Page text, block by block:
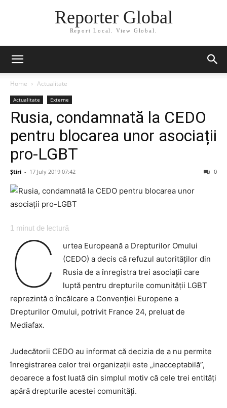
Reporter Global
Report Local. View Global.
Home Actualitate
Actualitate Externe
Rusia, condamnată la CEDO
pentru blocarea unor asociații
pro-LGBT
Știri - 17 July 2019 07:42 0
1 minut de lectură
C
urtea Europeană a Drepturilor Omului
(CEDO) a decis că refuzul autorităților din
Rusia de a înregistra trei asociații care
luptă pentru drepturile comunității LGBT
reprezintă o încălcare a Convenției Europene a
Drepturilor Omului, potrivit France 24, preluat de
Mediafax.
Judecătorii CEDO au informat că decizia de a nu permite
înregistrarea celor trei organizații este „inacceptabilă”,
deoarece a fost luată din simplul motiv că cele trei entități
apără drepturile acestei comunități.